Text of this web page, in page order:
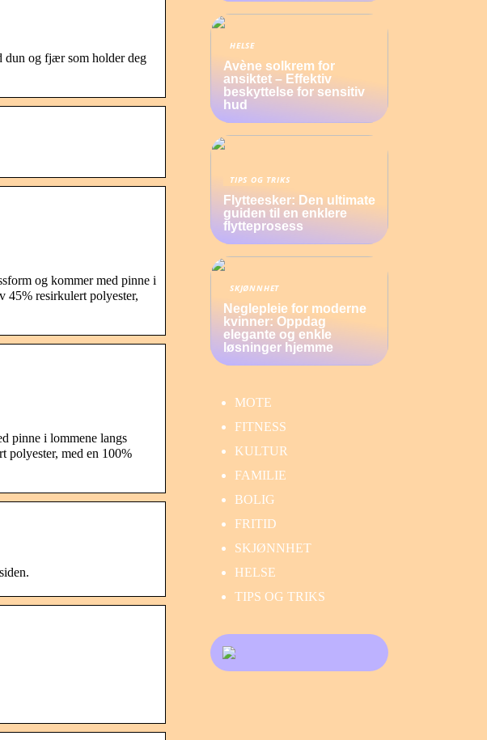
dun og fjær som holder deg
og kommer med pinne i
45% resirkulert polyester,
pinne i lommene langs
polyester, med en 100%
HELSE
Avène solkrem for
ansiktet – Effektiv
beskyttelse for sensitiv
hud
TIPS OG TRIKS
Flytteesker: Den ultimate
guiden til en enklere
flytteprosess
SKJØNNHET
Neglepleie for moderne
kvinner: Oppdag
elegante og enkle
løsninger hjemme
MOTE
FITNESS
KULTUR
FAMILIE
BOLIG
FRITID
SKJØNNHET
HELSE
TIPS OG TRIKS